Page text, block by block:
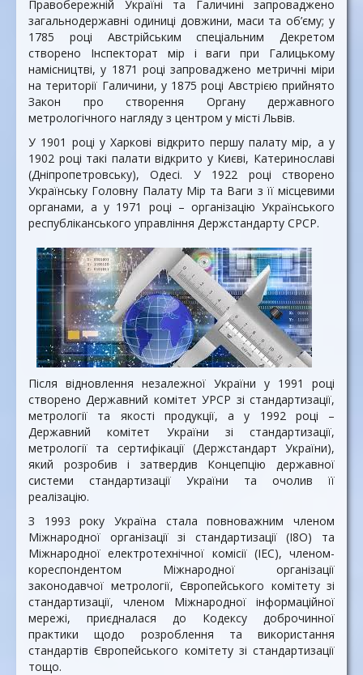
Правобережній Україні та Галичині запроваджено
загальнодержавні одиниці довжини, маси та об’єму; у
1785 році Австрійським спеціальним Декретом
створено Інспекторат мір і ваги при Галицькому
намісництві, у 1871 році запроваджено метричні міри
на території Галичини, у 1875 році Австрією прийнято
Закон про створення Органу державного
метрологічного нагляду з центром у місті Львів.
У 1901 році у Харкові відкрито першу палату мір, а у
1902 році такі палати відкрито у Києві, Катеринославі
(Дніпропетровську), Одесі. У 1922 році створено
Українську Головну Палату Мір та Ваги з її місцевими
органами, а у 1971 році – організацію Українського
республіканського управління Держстандарту СРСР.
Після відновлення незалежної України у 1991 році
створено Державний комітет УРСР зі стандартизації,
метрології та якості продукції, а у 1992 році –
Державний комітет України зі стандартизації,
метрології та сертифікації (Держстандарт України),
який розробив і затвердив Концепцію державної
системи стандартизації України та очолив її
реалізацію.
З 1993 року Україна стала повноважним членом
Міжнародної організації зі стандартизації (І8О) та
Міжнародної електротехнічної комісії (ІЕС), членом-
кореспондентом Міжнародної організації
законодавчої метрології, Європейського комітету зі
стандартизації, членом Міжнародної інформаційної
мережі, приєдналася до Кодексу доброчинної
практики щодо розроблення та використання
стандартів Європейського комітету зі стандартизації
тощо.